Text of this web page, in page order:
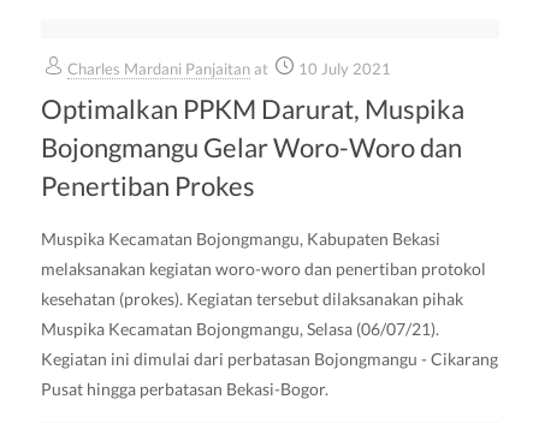
Charles Mardani Panjaitan at 10 July 2021
Optimalkan PPKM Darurat, Muspika
Bojongmangu Gelar Woro-Woro dan
Penertiban Prokes
Muspika Kecamatan Bojongmangu, Kabupaten Bekasi
melaksanakan kegiatan woro-woro dan penertiban protokol
kesehatan (prokes). Kegiatan tersebut dilaksanakan pihak
Muspika Kecamatan Bojongmangu, Selasa (06/07/21).
Kegiatan ini dimulai dari perbatasan Bojongmangu - Cikarang
Pusat hingga perbatasan Bekasi-Bogor.